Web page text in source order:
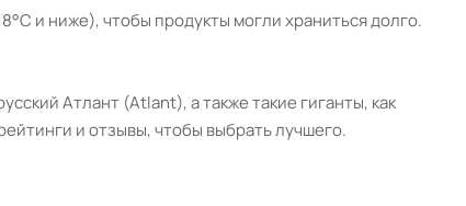
и ниже), чтобы продукты могли храниться долго.
Атлант (Atlant), а также такие гиганты, как
и отзывы, чтобы выбрать лучшего.